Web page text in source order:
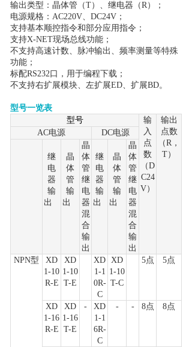
输出类型：晶体管（T）、继电器（R）；
电源规格：AC220V、DC24V；
支持基本顺控指令和部分应用指令；
支持X-NET现场总线功能；
不支持高速计数、脉冲输出、频率测量等特殊
功能；
标配RS232口，用于编程下载；
不支持右扩展模块、左扩展ED、扩展BD。
型号一览表
型号
输
入
点
数
（D
C24
V）
输出
点数
（R，
T）
AC电源 DC电源
继
电
器
输
出
晶
体
管
输
出
晶
体
管
继
电
器
混
合
输
出
继
电
器
输
出
晶
体
管
输
出
晶
体
管
继
电
器
混
合
输
出
NPN型
XD
1-10
R-E
XD
1-10
T-E
XD
1-1
0R-
C
XD
1-10
T-C
5点 5点
XD
1-16
R-E
XD
1-16
T-E
-
XD
1-1
6R-
C
- - 8点 8点